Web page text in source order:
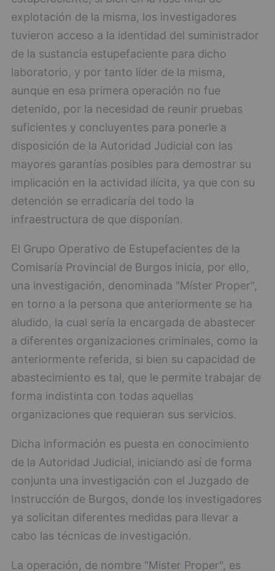
explotación de la misma, los investigadores
tuvieron acceso a la identidad del suministrador
de la sustancia estupefaciente para dicho
laboratorio, y por tanto líder de la misma,
aunque en esa primera operación no fue
detenido, por la necesidad de reunir pruebas
suficientes y concluyentes para ponerle a
disposición de la Autoridad Judicial con las
mayores garantías posibles para demostrar su
implicación en la actividad ilícita, ya que con su
detención se erradicaría del todo la
infraestructura de que disponían.
El Grupo Operativo de Estupefacientes de la
Comisaría Provincial de Burgos inicia, por ello,
una investigación, denominada "Míster Proper",
en torno a la persona que anteriormente se ha
aludido, la cual sería la encargada de abastecer
a diferentes organizaciones criminales, como la
anteriormente referida, si bien su capacidad de
abastecimiento es tal, que le permite trabajar de
forma indistinta con todas aquellas
organizaciones que requieran sus servicios.
Dicha información es puesta en conocimiento
de la Autoridad Judicial, iniciando así de forma
conjunta una investigación con el Juzgado de
Instrucción de Burgos, donde los investigadores
ya solicitan diferentes medidas para llevar a
cabo las técnicas de investigación.
La operación, de nombre "Mister Proper", es